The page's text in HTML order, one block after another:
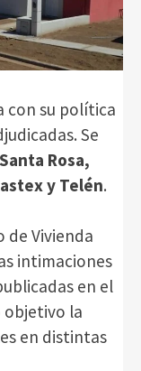
con su política
Se
Rosa,
y Telén.
de Vivienda
intimaciones
en el
objetivo la
en distintas